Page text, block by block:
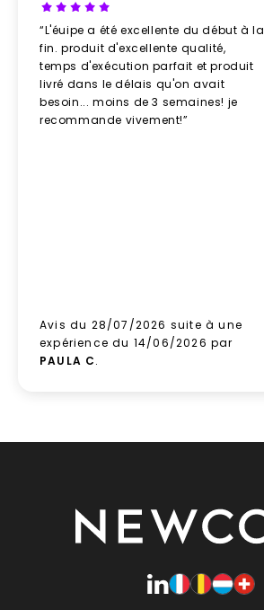
“L'éuipe a été excellente du début à la
fin. produit d'excellente qualité,
temps d'exécution parfait et produit
livré dans le délais qu'on avait
besoin... moins de 3 semaines! je
recommande vivement!”
Avis du 28/07/2026 suite à une
expérience du 14/06/2026 par
PAULA C.